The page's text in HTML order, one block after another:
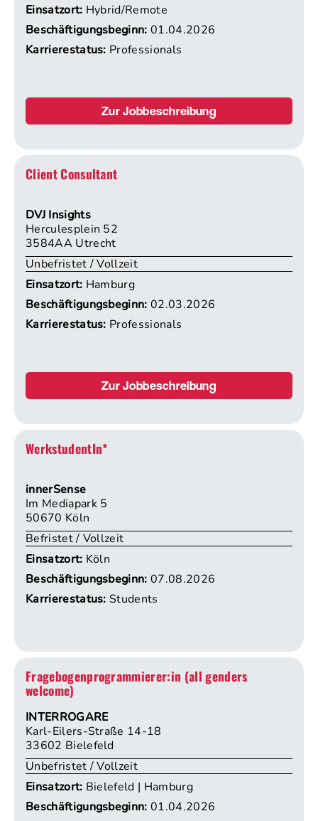
Einsatzort: Hybrid/Remote
Beschäftigungsbeginn:01.04.2026
Karrierestatus: Professionals
Zur Jobbeschreibung
Client Consultant
DVJ Insights
Herculesplein 52
3584AA Utrecht
Unbefristet / Vollzeit
Einsatzort: Hamburg
Beschäftigungsbeginn:02.03.2026
Karrierestatus: Professionals
Zur Jobbeschreibung
WerkstudentIn*
innerSense
Im Mediapark 5
50670 Köln
Befristet / Vollzeit
Einsatzort: Köln
Beschäftigungsbeginn:07.08.2026
Karrierestatus:Students
Fragebogenprogrammierer:in (all genders
welcome)
INTERROGARE
Karl-Eilers-Straße 14-18
33602 Bielefeld
Unbefristet / Vollzeit
Einsatzort: Bielefeld | Hamburg
Beschäftigungsbeginn:01.04.2026